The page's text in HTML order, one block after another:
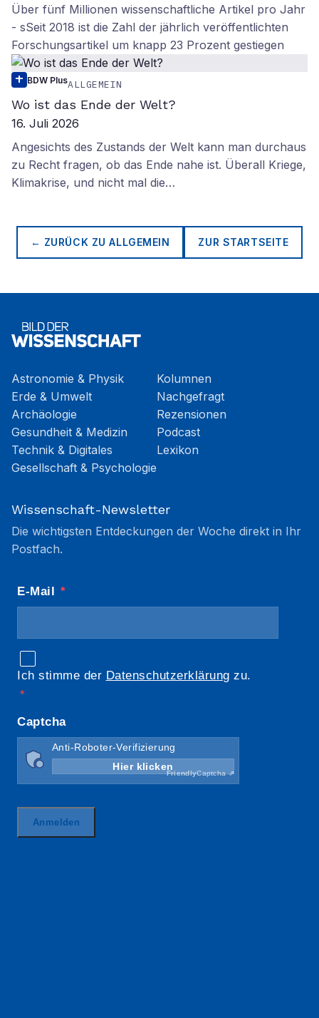
Über fünf Millionen wissenschaftliche Artikel pro Jahr
- sSeit 2018 ist die Zahl der jährlich veröffentlichten
Forschungsartikel um knapp 23 Prozent gestiegen
BDW PlusALLGEMEIN
Wo ist das Ende der Welt?
16. Juli 2026
Angesichts des Zustands der Welt kann man durchaus
zu Recht fragen, ob das Ende nahe ist. Überall Kriege,
Klimakrise, und nicht mal die…
← ZURÜCK ZUALLGEMEIN ZUR STARTSEITE
Astronomie & Physik
Erde & Umwelt
Archäologie
Gesundheit & Medizin
Technik & Digitales
Gesellschaft & Psychologie
Kolumnen
Nachgefragt
Rezensionen
Podcast
Lexikon
Wissenschaft-Newsletter
Die wichtigsten Entdeckungen der Woche direkt in Ihr
Postfach.